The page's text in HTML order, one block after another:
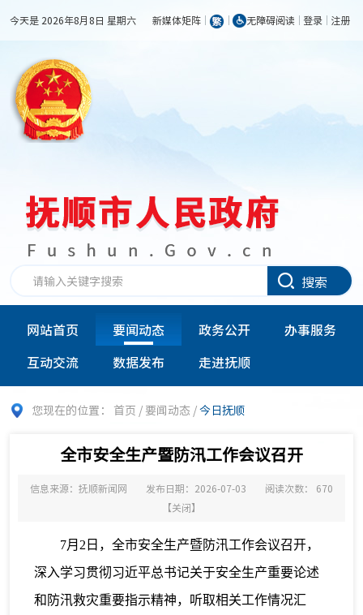
今天是 2026年8月8日 星期六 新媒体矩阵 无障碍阅读 登录 注册
搜索
网站首页 要闻动态 政务公开
办事服务
互动交流
数据发布 走进抚顺
您现在的位置： 首页 / 要闻动态 /今日抚顺
全市安全生产暨防汛工作会议召开
信息来源：抚顺新闻网 发布日期：2026-07-03 阅读次数： 670
【关闭】
7月2日，全市安全生产暨防汛工作会议召开，
深入学习贯彻习近平总书记关于安全生产重要论述
和防汛救灾重要指示精神，听取相关工作情况汇